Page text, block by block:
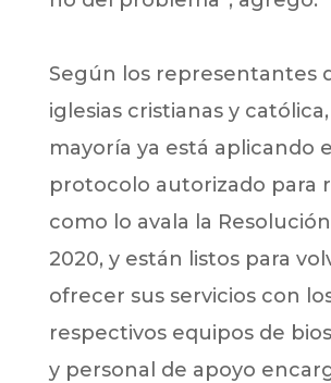
Según los representantes
iglesias cristianas y católica,
mayoría ya está aplicando el
protocolo autorizado para
como lo avala la Resolución
2020, y están listos para
ofrecer sus servicios con
respectivos equipos de
y personal de apoyo